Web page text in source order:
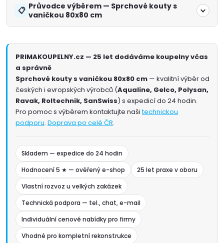
Průvodce výběrem — Sprchové kouty s
vaničkou 80x80 cm
PRIMAKOUPELNY.cz — 25 let dodáváme koupelny včas
a správně
Sprchové kouty s vaničkou 80x80 cm — kvalitní výběr od
českých i evropských výrobců (Aqualine, Gelco, Polysan,
Ravak, Roltechnik, SanSwiss) s expedicí do 24 hodin.
Pro pomoc s výběrem kontaktujte našitechnickou
podporu. Doprava po celé ČR.
Skladem — expedice do 24 hodin
Hodnocení 5 ★ — ověřený e-shop
25 let praxe v oboru
Vlastní rozvoz u velkých zakázek
Technická podpora — tel., chat, e-mail
Individuální cenové nabídky pro firmy
Vhodné pro kompletní rekonstrukce